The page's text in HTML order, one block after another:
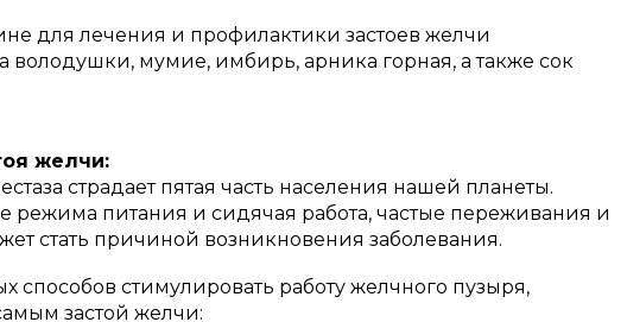
для лечения и профилактики застоев желчи
володушки, мумие, имбирь, арника горная, а также сок
желчи:
страдает пятая часть населения нашей планеты.
режима питания и сидячая работа, частые переживания и
стать причиной возникновения заболевания.
способов стимулировать работу желчного пузыря,
застой желчи: